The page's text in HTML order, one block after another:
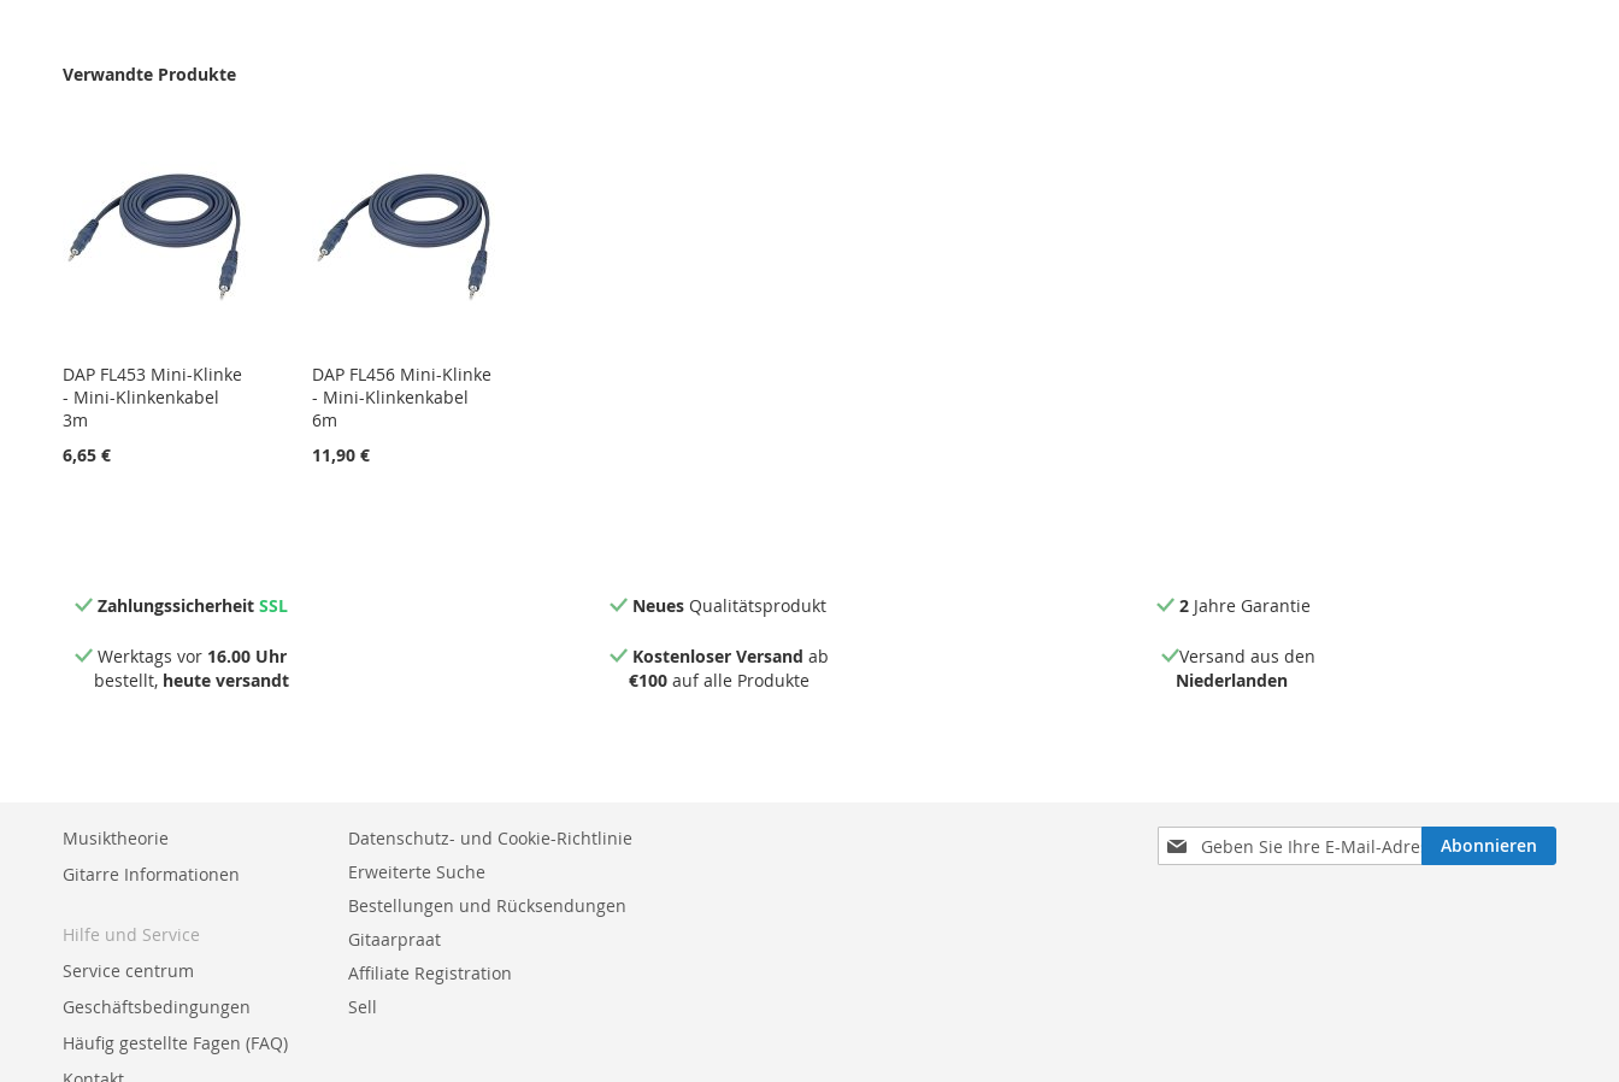
Verwandte Produkte
DAP FL453 Mini-Klinke
- Mini-Klinkenkabel
3m
6,65 €
DAP FL456 Mini-Klinke
- Mini-Klinkenkabel
6m
11,90 €
Zahlungssicherheit SSL Neues Qualitätsprodukt 2 Jahre Garantie
Werktags vor 16.00 Uhr
bestellt, heute versandt
Kostenloser Versand ab
€100 auf alle Produkte
Versand aus den
Niederlanden
Melden
Sie
Abonnieren
Musiktheorie
Gitarre Informationen
Hilfe und Service
Service centrum
Geschäftsbedingungen
Häufig gestellte Fagen (FAQ)
Datenschutz- und Cookie-Richtlinie
Erweiterte Suche
Bestellungen und Rücksendungen
Gitaarpraat
Affiliate Registration
Sell